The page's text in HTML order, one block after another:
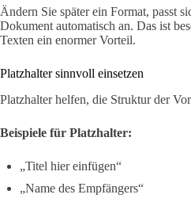
Ändern Sie später ein Format, passt
Dokument automatisch an. Das ist
Texten ein enormer Vorteil.
Platzhalter sinnvoll einsetzen
Platzhalter helfen, die Struktur der
Beispiele für Platzhalter:
„Titel hier einfügen“
„Name des Empfängers“